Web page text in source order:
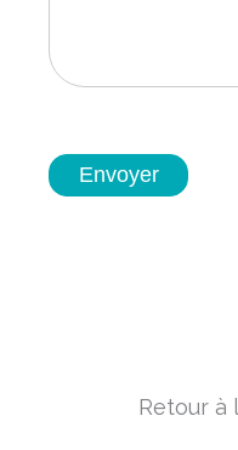
Envoyer
Retour à